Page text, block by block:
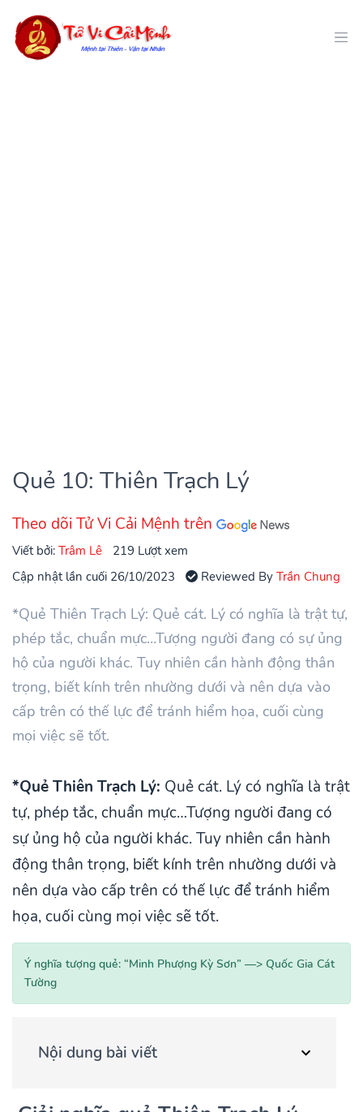
Quẻ 10: Thiên Trạch Lý
Theo dõi Tử Vi Cải Mệnh trên
Viết bởi:Trâm Lê
219 Lượt xem
Cập nhật lần cuối 26/10/2023
Reviewed ByTrần Chung
*Quẻ Thiên Trạch Lý: Quẻ cát. Lý có nghĩa là trật tự,
phép tắc, chuẩn mực…Tượng người đang có sự ủng
hộ của người khác. Tuy nhiên cần hành động thân
trọng, biết kính trên nhường dưới và nên dựa vào
cấp trên có thế lực để tránh hiểm họa, cuối cùng
mọi việc sẽ tốt.
*Quẻ Thiên Trạch Lý: Quẻ cát. Lý có nghĩa là trật
tự, phép tắc, chuẩn mực…Tượng người đang có
sự ủng hộ của người khác. Tuy nhiên cần hành
động thân trọng, biết kính trên nhường dưới và
nên dựa vào cấp trên có thế lực để tránh hiểm
họa, cuối cùng mọi việc sẽ tốt.
Ý nghĩa tượng quẻ: “Minh Phượng Kỳ Sơn” —> Quốc Gia Cát
Tường
Nội dung bài viết